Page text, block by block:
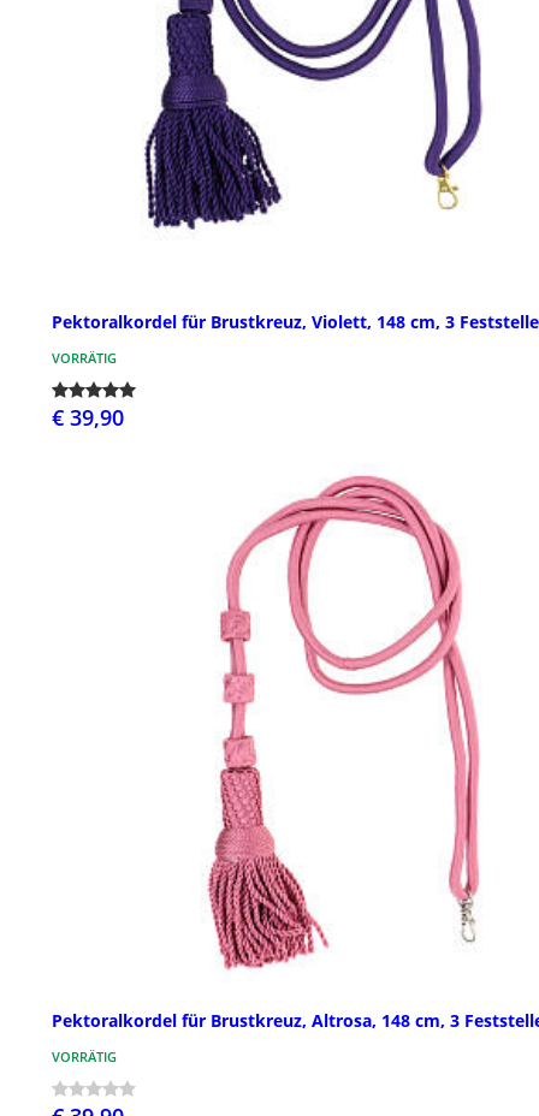
Pektoralkordel für Brustkreuz, Violett, 148 cm, 3
VORRÄTIG
€ 39,90
Pektoralkordel für Brustkreuz, Altrosa, 148 cm, 3
VORRÄTIG